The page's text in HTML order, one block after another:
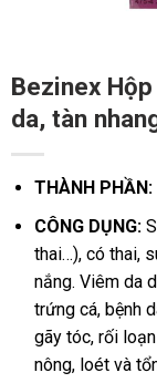
Bezinex
da, tàn
THÀNH PHẦN:
CÔNG DỤNG:
thai…), có thai,
nắng. Viêm da
trứng cá, bệnh
gãy tóc, rối
nông, loét và